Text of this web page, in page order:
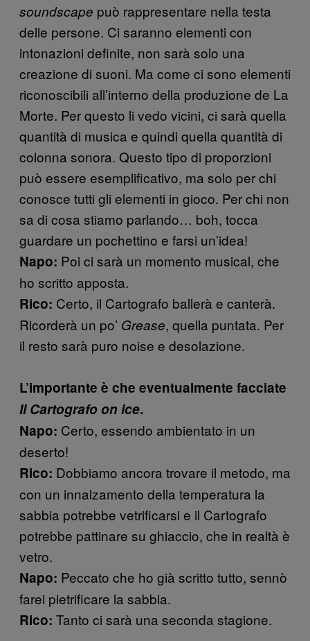
soundscape può rappresentare nella testa
delle persone. Ci saranno elementi con
intonazioni definite, non sarà solo una
creazione di suoni. Ma come ci sono elementi
riconoscibili all’interno della produzione de La
Morte. Per questo li vedo vicini, ci sarà quella
quantità di musica e quindi quella quantità di
colonna sonora. Questo tipo di proporzioni
può essere esemplificativo, ma solo per chi
conosce tutti gli elementi in gioco. Per chi non
sa di cosa stiamo parlando… boh, tocca
guardare un pochettino e farsi un’idea!
Napo: Poi ci sarà un momento musical, che
ho scritto apposta.
Rico: Certo, il Cartografo ballerà e canterà.
Ricorderà un po’ Grease, quella puntata. Per
il resto sarà puro noise e desolazione.
L’importante è che eventualmente facciate
Il Cartografo on ice.
Napo: Certo, essendo ambientato in un
deserto!
Rico: Dobbiamo ancora trovare il metodo, ma
con un innalzamento della temperatura la
sabbia potrebbe vetrificarsi e il Cartografo
potrebbe pattinare su ghiaccio, che in realtà è
vetro.
Napo: Peccato che ho già scritto tutto, sennò
farei pietrificare la sabbia.
Rico: Tanto ci sarà una seconda stagione.